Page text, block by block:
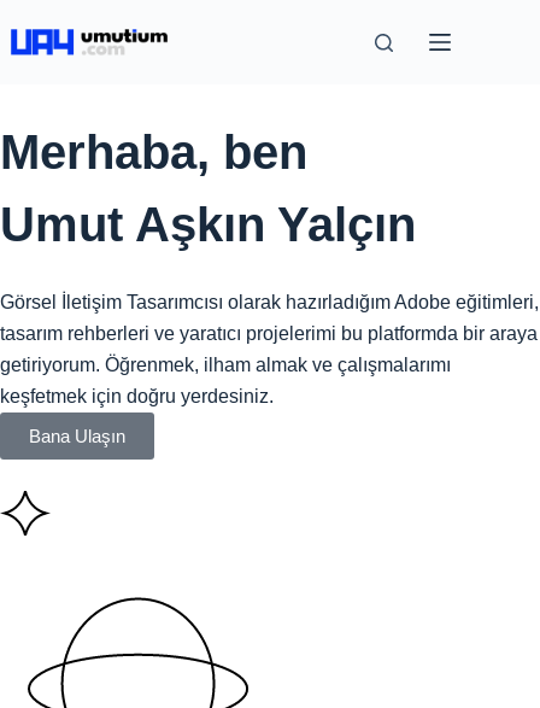
Merhaba, ben
Umut Aşkın Yalçın
Görsel İletişim Tasarımcısı olarak hazırladığım Adobe eğitimleri,
tasarım rehberleri ve yaratıcı projelerimi bu platformda bir araya
getiriyorum. Öğrenmek, ilham almak ve çalışmalarımı
keşfetmek için doğru yerdesiniz.
Bana Ulaşın